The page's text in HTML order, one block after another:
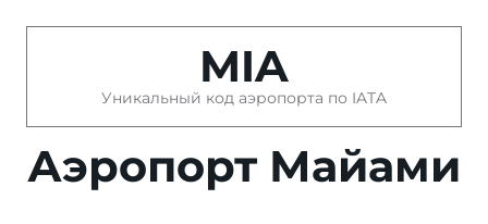
MIA
Уникальный код аэропорта по IATA
Аэропорт Майами